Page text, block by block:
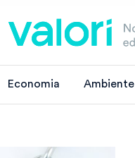
Economia Ambiente